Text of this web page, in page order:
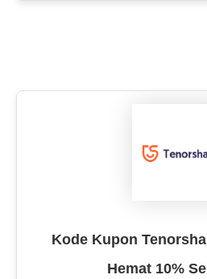
Kode Kupon
Hemat 10%